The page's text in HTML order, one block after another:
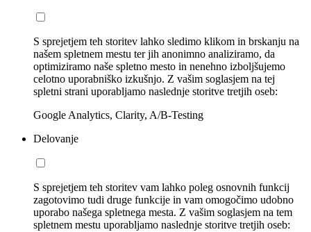
S sprejetjem teh storitev lahko sledimo klikom in brskanju na
našem spletnem mestu ter jih anonimno analiziramo, da
optimiziramo naše spletno mesto in nenehno izboljšujemo
celotno uporabniško izkušnjo. Z vašim soglasjem na tej
spletni strani uporabljamo naslednje storitve tretjih oseb:
Google Analytics, Clarity, A/B-Testing
Delovanje
S sprejetjem teh storitev vam lahko poleg osnovnih funkcij
zagotovimo tudi druge funkcije in vam omogočimo udobno
uporabo našega spletnega mesta. Z vašim soglasjem na tem
spletnem mestu uporabljamo naslednje storitve tretjih oseb: